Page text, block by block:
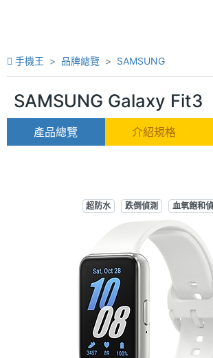
手機王 品牌總覽 SAMSUNG
SAMSUNG Galaxy Fit3
產品總覽 介紹規格
超防水 跌倒偵測 血氧飽和